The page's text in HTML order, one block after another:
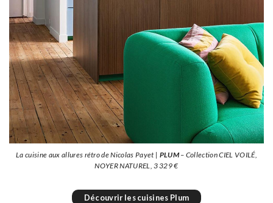
La cuisine aux allures rétro de Nicolas Payet | PLUM– Collection CIEL VOILÉ,
NOYER NATUREL, 3 329 €
Découvrir les cuisines Plum